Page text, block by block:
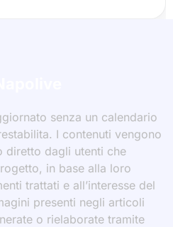
senza un calendario
I contenuti vengono
diretto dagli utenti che
in base alla loro
trattati e all’interesse del
presenti negli articoli
o rielaborate tramite